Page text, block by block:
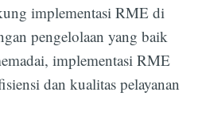
implementasi RME di
pengelolaan yang baik
implementasi RME
dan kualitas pelayanan